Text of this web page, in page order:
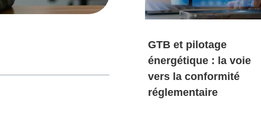
GTB et pilotage
énergétique : la voie
vers la conformité
réglementaire